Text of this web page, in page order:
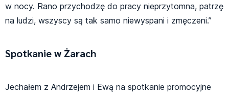
w nocy. Rano przychodzę do pracy nieprzytomna, patrzę
na ludzi, wszyscy są tak samo niewyspani i zmęczeni.”
Spotkanie w Żarach
Jechałem z Andrzejem i Ewą na spotkanie promocyjne